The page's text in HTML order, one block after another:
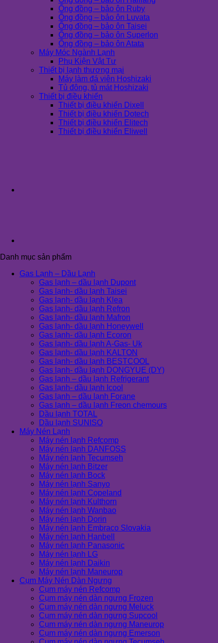
Ống đồng – bảo ôn Ruby
Ống đồng – bảo ôn Luvata
Ống đồng – bảo ôn Taisei
Ống đồng – bảo ôn Superlon
Ống đồng – bảo ôn Atata
Máy Móc Ngành Lạnh
Phụ Kiện Vật Tư
Thiết bị lạnh thương mại
Máy làm đá viên Hoshizaki
Tủ đông, tủ mát Hoshizaki
Thiết bị điều khiển
Thiết bị điều khiển Dixell
Thiết bị điều khiển Dotech
Thiết bị điều khiển Elitech
Thiết bị điều khiển Eliwell
Danh mục sản phẩm
Gas Lạnh – Dầu Lạnh
Gas lạnh – dầu lạnh Dupont
Gas lạnh- dầu lạnh Taisei
Gas lạnh- dầu lạnh Klea
Gas lạnh- dầu lạnh Refron
Gas lạnh- dầu lạnh Mafron
Gas lạnh- dầu lạnh Honeywell
Gas lạnh- dầu lạnh Ecoron
Gas lạnh- dầu lạnh A-Gas- Uk
Gas lạnh- dầu lạnh KALTON
Gas lạnh- dầu lạnh BESTCOOL
Gas lạnh- dầu lạnh DONGYUE (DY)
Gas lạnh – dầu lạnh Refrigerant
Gas lạnh- dầu lạnh Icool
Gas lạnh – dầu lạnh Forane
Gas lạnh – dầu lạnh Freon chemours
Dầu lạnh TOTAL
Dầu lạnh SUNISO
Máy Nén Lạnh
Máy nén lạnh Refcomp
Máy nén lạnh DANFOSS
Máy nén lạnh Tecumseh
Máy nén lạnh Bitzer
Máy nén lạnh Bock
Máy nén lạnh Sanyo
Máy nén lạnh Copeland
Máy nén lạnh Kulthorn
Máy nén lạnh Wanbao
Máy nén lạnh Dorin
Máy nén lạnh Embraco Slovakia
Máy nén lạnh Hanbell
Máy nén lạnh Panasonic
Máy nén lạnh LG
Máy nén lạnh Daikin
Máy nén lạnh Maneurop
Cụm Máy Nén Dàn Ngưng
Cụm máy nén Refcomp
Cụm máy nén dàn ngưng Frozen
Cụm máy nén dàn ngưng Meluck
Cụm máy nén dàn ngưng Supcool
Cụm máy nén dàn ngưng Maneurop
Cụm máy nén dàn ngưng Emerson